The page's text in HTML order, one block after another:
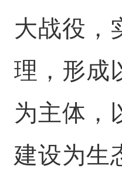
大战役，
理，形成
为主体，
建设为生